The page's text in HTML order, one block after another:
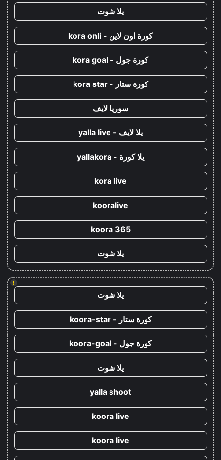
يلا شوت
كورة اون لاين - kora onli
كورة جول - kora goal
كورة ستار - kora star
سوريا لايف
يلا لايف - yalla live
يلا كورة - yallakora
kora live
kooralive
koora 365
يلا شوت
!
يلا شوت
كورة ستار - koora-star
كورة جول - koora-goal
يلا شوت
yalla shoot
koora live
koora live